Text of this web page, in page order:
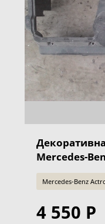
Mercedes-
Mercedes-Benz
4 550 Р